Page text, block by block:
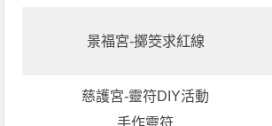
景福宮-擲筊求紅線
慈護宮-靈符DIY活動
手作靈符